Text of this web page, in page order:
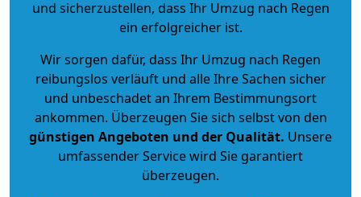
und sicherzustellen, dass Ihr Umzug nach Regen
ein erfolgreicher ist.
Wir sorgen dafür, dass Ihr Umzug nach Regen
reibungslos verläuft und alle Ihre Sachen sicher
und unbeschadet an Ihrem Bestimmungsort
ankommen. Überzeugen Sie sich selbst von den
günstigen Angeboten und der Qualität. Unsere
umfassender Service wird Sie garantiert
überzeugen.